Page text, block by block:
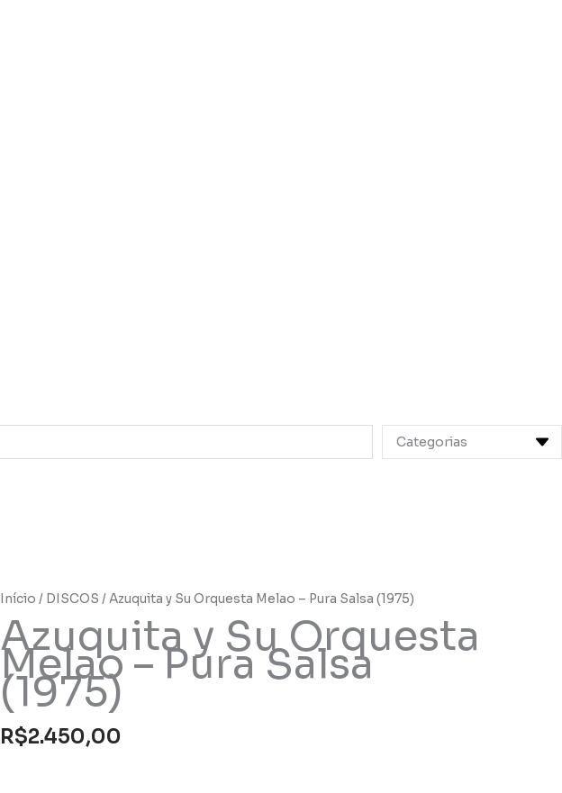
Início / DISCOS / Azuquita y Su Orquesta Melao – Pura Salsa (1975)
Azuquita y Su Orquesta
Melao – Pura Salsa
(1975)
R$2.450,00
Azuquita
Su
Orquesta
Melao
-
Pura
Salsa